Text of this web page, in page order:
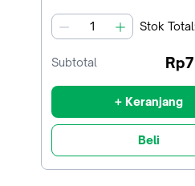
jumlah Stok Total
Subtotal
+ Keranjang
Beli